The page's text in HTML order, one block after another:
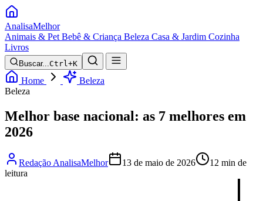
AnalisaMelhor
Animais & Pet Bebê & Criança Beleza Casa & Jardim Cozinha
Livros
Buscar...Ctrl+K
Home
Beleza
Beleza
Melhor base nacional: as 7 melhores em
2026
Redação AnalisaMelhor 13 de maio de 2026
12 min de
leitura